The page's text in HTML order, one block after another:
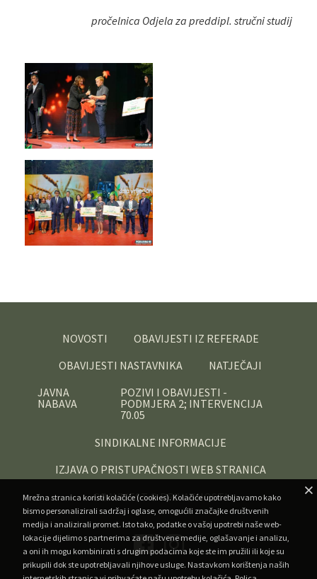
pročelnica Odjela za preddipl. stručni studij
NOVOSTI
OBAVIJESTI IZ REFERADE
OBAVIJESTI NASTAVNIKA
NATJEČAJI
JAVNA
NABAVA
POZIVI I OBAVIJESTI -
PODMJERA 2; INTERVENCIJA
70.05
SINDIKALNE INFORMACIJE
IZJAVA O PRISTUPAČNOSTI WEB STRANICA
OBAVIJEST O PRIVATNOSTI
Mrežna stranica koristi kolačiće (cookies). Kolačiće upotrebljavamo kako
bismo personalizirali sadržaj i oglase, omogućili značajke društvenih
medija i analizirali promet. Isto tako, podatke o vašoj upotrebi naše web-
lokacije dijelimo s partnerima za društvene medije, oglašavanje i analizu,
a oni ih mogu kombinirati s drugim podacima koje ste im pružili ili koje su
prikupili dok ste upotrebljavali njihove usluge. Nastavkom korištenja naših